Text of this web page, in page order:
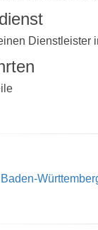
Dienstleister